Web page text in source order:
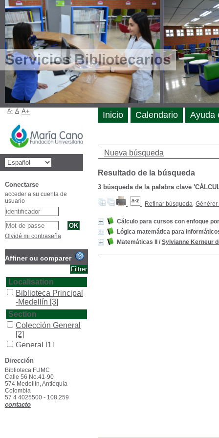
Servicios Bibliotecarios
Nueva búsqueda
Resultado de la búsqueda
3 búsqueda de la palabra clave
Refinar búsqueda Générer
Cálculo para cursos con enfoque
Lógica matemática para
Matemáticas II
/ Sylvianne Kerneur
Inicio Calendario Ayuda
A- A A+
Conectarse
acceder a su cuenta de
usuario
Olvidé mi contraseña
Affiner ou comparer
Localisation
Biblioteca Principal
-Medellín [3]
Section
Colección General
[2]
General
[1]
Type de document
texto impreso
Dirección
Biblioteca FUMC
Calle 56 No.41-90
574 Medellín, Antioquia
Colombia
57 4 4025500 - 108,259
contacto